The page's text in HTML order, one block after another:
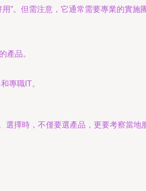
用”。但需注意，它通常需要專業的實施
產品。
專職IT。
擇時，不僅要選產品，更要考察當